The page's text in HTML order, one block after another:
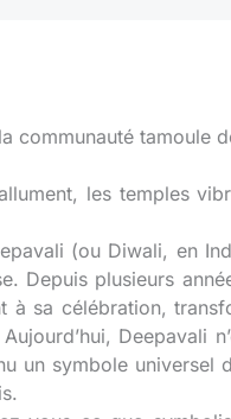
tamoule
les temples
(ou Diwali, en
Depuis plusieurs
à sa célébration,
Deepavali
un symbole universel